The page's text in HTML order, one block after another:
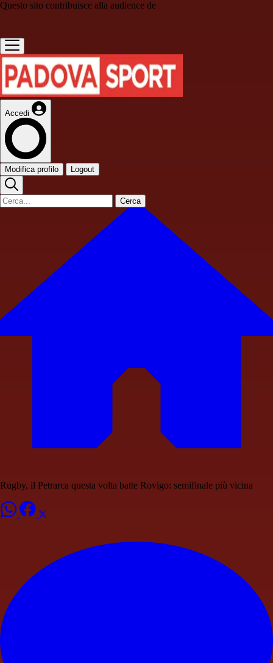
Questo sito contribuisce alla audience de
Accedi
Modifica profilo Logout
Cerca
Rugby, il Petrarca questa volta batte Rovigo: semifinale più vicina